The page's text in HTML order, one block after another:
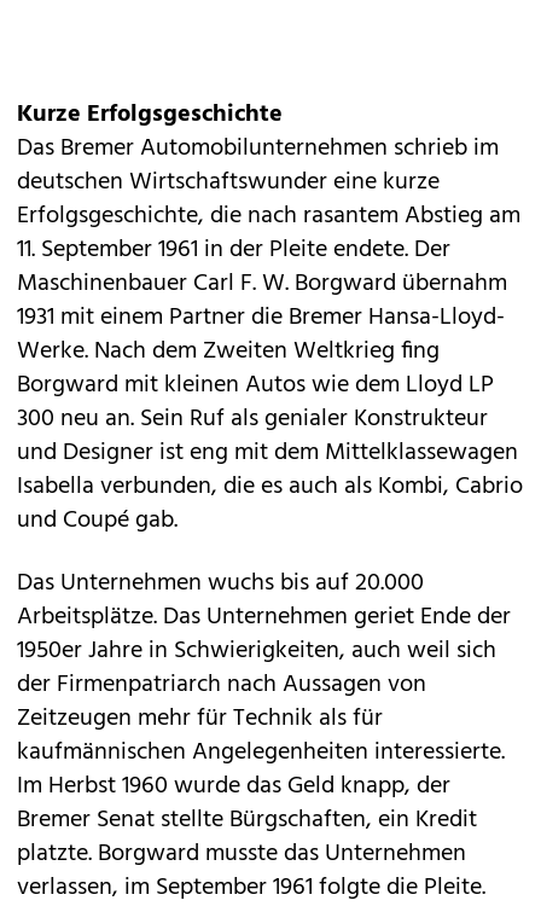
Kurze Erfolgsgeschichte
Das Bremer Automobilunternehmen schrieb im
deutschen Wirtschaftswunder eine kurze
Erfolgsgeschichte, die nach rasantem Abstieg am
11. September 1961 in der Pleite endete. Der
Maschinenbauer Carl F. W. Borgward übernahm
1931 mit einem Partner die Bremer Hansa-Lloyd-
Werke. Nach dem Zweiten Weltkrieg fing
Borgward mit kleinen Autos wie dem Lloyd LP
300 neu an. Sein Ruf als genialer Konstrukteur
und Designer ist eng mit dem Mittelklassewagen
Isabella verbunden, die es auch als Kombi, Cabrio
und Coupé gab.
Das Unternehmen wuchs bis auf 20.000
Arbeitsplätze. Das Unternehmen geriet Ende der
1950er Jahre in Schwierigkeiten, auch weil sich
der Firmenpatriarch nach Aussagen von
Zeitzeugen mehr für Technik als für
kaufmännischen Angelegenheiten interessierte.
Im Herbst 1960 wurde das Geld knapp, der
Bremer Senat stellte Bürgschaften, ein Kredit
platzte. Borgward musste das Unternehmen
verlassen, im September 1961 folgte die Pleite.